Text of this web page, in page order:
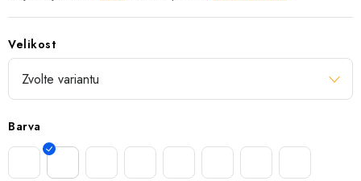
Velikost
Barva